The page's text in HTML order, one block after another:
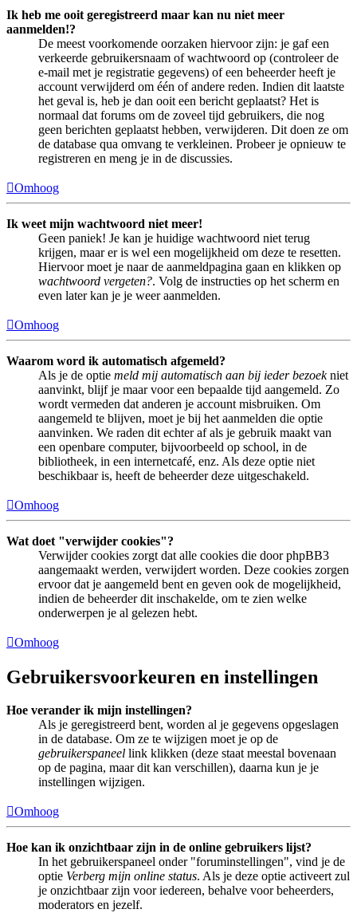
Ik heb me ooit geregistreerd maar kan nu niet meer
aanmelden!?
De meest voorkomende oorzaken hiervoor zijn: je gaf een
verkeerde gebruikersnaam of wachtwoord op (controleer de
e-mail met je registratie gegevens) of een beheerder heeft je
account verwijderd om één of andere reden. Indien dit laatste
het geval is, heb je dan ooit een bericht geplaatst? Het is
normaal dat forums om de zoveel tijd gebruikers, die nog
geen berichten geplaatst hebben, verwijderen. Dit doen ze om
de database qua omvang te verkleinen. Probeer je opnieuw te
registreren en meng je in de discussies.
Omhoog
Ik weet mijn wachtwoord niet meer!
Geen paniek! Je kan je huidige wachtwoord niet terug
krijgen, maar er is wel een mogelijkheid om deze te resetten.
Hiervoor moet je naar de aanmeldpagina gaan en klikken op
wachtwoord vergeten?. Volg de instructies op het scherm en
even later kan je je weer aanmelden.
Omhoog
Waarom word ik automatisch afgemeld?
Als je de optie meld mij automatisch aan bij ieder bezoekniet
aanvinkt, blijf je maar voor een bepaalde tijd aangemeld. Zo
wordt vermeden dat anderen je account misbruiken. Om
aangemeld te blijven, moet je bij het aanmelden die optie
aanvinken. We raden dit echter af als je gebruik maakt van
een openbare computer, bijvoorbeeld op school, in de
bibliotheek, in een internetcafé, enz. Als deze optie niet
beschikbaar is, heeft de beheerder deze uitgeschakeld.
Omhoog
Wat doet "verwijder cookies"?
Verwijder cookies zorgt dat alle cookies die door phpBB3
aangemaakt werden, verwijdert worden. Deze cookies zorgen
ervoor dat je aangemeld bent en geven ook de mogelijkheid,
indien de beheerder dit inschakelde, om te zien welke
onderwerpen je al gelezen hebt.
Omhoog
Gebruikersvoorkeuren en instellingen
Hoe verander ik mijn instellingen?
Als je geregistreerd bent, worden al je gegevens opgeslagen
in de database. Om ze te wijzigen moet je op de
gebruikerspaneel link klikken (deze staat meestal bovenaan
op de pagina, maar dit kan verschillen), daarna kun je je
instellingen wijzigen.
Omhoog
Hoe kan ik onzichtbaar zijn in de online gebruikers lijst?
In het gebruikerspaneel onder "foruminstellingen", vind je de
optie Verberg mijn online status. Als je deze optie activeert zul
je onzichtbaar zijn voor iedereen, behalve voor beheerders,
moderators en jezelf.